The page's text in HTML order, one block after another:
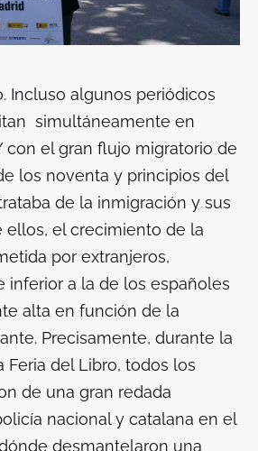
Incluso algunos periódicos
simultáneamente en
con el gran flujo migratorio de
los noventa y principios del
de la inmigración y sus
ellos, el crecimiento de la
por extranjeros,
inferior a la de los españoles
alta en función de la
Precisamente, durante la
Feria del Libro, todos los
de una gran redada
nacional y catalana en el
desmantelaron una